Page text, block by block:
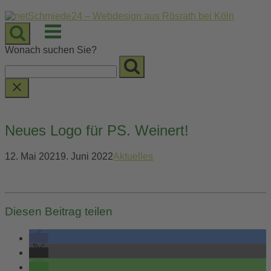
Skip
to
content
Menu
Wonach suchen Sie?
Neues Logo für PS. Weinert!
12. Mai 2021 9. Juni 2022Aktuelles
Diesen Beitrag teilen